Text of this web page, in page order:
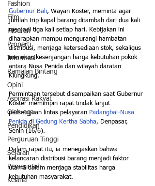
Fashion
Film
Hiburan
Properti
Informasi
Ramalan Bintang
Opini
Aspirasi Rakyat
Olahraga
Pendidikan
Perguruan Tinggi
Sejarah
Pemerintah
Kelana
Gubernur Bali, Wayan Koster, meminta agar
jumlah trip kapal barang ditambah dari dua kali
menjadi tiga kali setiap hari. Kebijakan ini
diharapkan mampu mengurangi hambatan
distribusi, menjaga ketersediaan stok, sekaligus
menekan kesenjangan harga kebutuhan pokok
antara Nusa Penida dan wilayah daratan
Klungkung.
Permintaan tersebut disampaikan saat Gubernur
Koster memimpin rapat tindak lanjut
persetujuan lintas pelayaran Padangbai-Nusa
Penida di Gedung Kertha Sabha, Denpasar,
Senin (16/6).
Dalam rapat itu, ia menegaskan bahwa
kelancaran distribusi barang menjadi faktor
utama dalam menjaga stabilitas harga
kebutuhan masyarakat.